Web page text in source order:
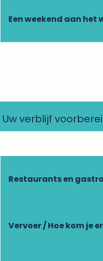
Een weekend aan het
Uw verblijf
Restaurants en
Vervoer / Hoe kom je
en
in je inbox.
assistent, die er is
kom ik daar?